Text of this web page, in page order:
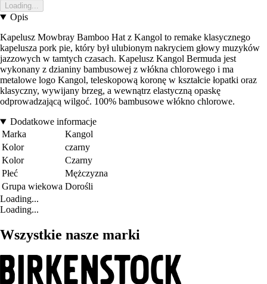
Loading...
Opis
Kapelusz Mowbray Bamboo Hat z Kangol to remake klasycznego
kapelusza pork pie, który był ulubionym nakryciem głowy muzyków
jazzowych w tamtych czasach. Kapelusz Kangol Bermuda jest
wykonany z dzianiny bambusowej z włókna chlorowego i ma
metalowe logo Kangol, teleskopową koronę w kształcie łopatki oraz
klasyczny, wywijany brzeg, a wewnątrz elastyczną opaskę
odprowadzającą wilgoć. 100% bambusowe włókno chlorowe.
Dodatkowe informacje
Marka
Kangol
Kolor
czarny
Kolor
Czarny
Płeć
Mężczyzna
Grupa wiekowa Dorośli
Loading...
Loading...
Wszystkie nasze marki